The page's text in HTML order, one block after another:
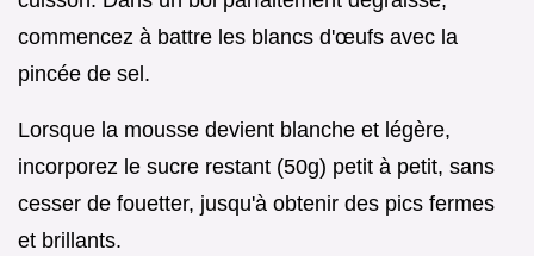
commencez à battre les blancs d'œufs avec la
pincée de sel.
Lorsque la mousse devient blanche et légère,
incorporez le sucre restant (50g) petit à petit, sans
cesser de fouetter, jusqu'à obtenir des pics fermes
et brillants.